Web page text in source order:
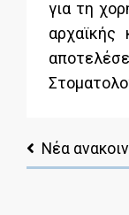
για τη
αρχαϊκής
Νέα